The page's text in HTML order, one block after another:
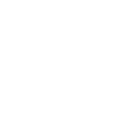
солнечных
солнечных батарей